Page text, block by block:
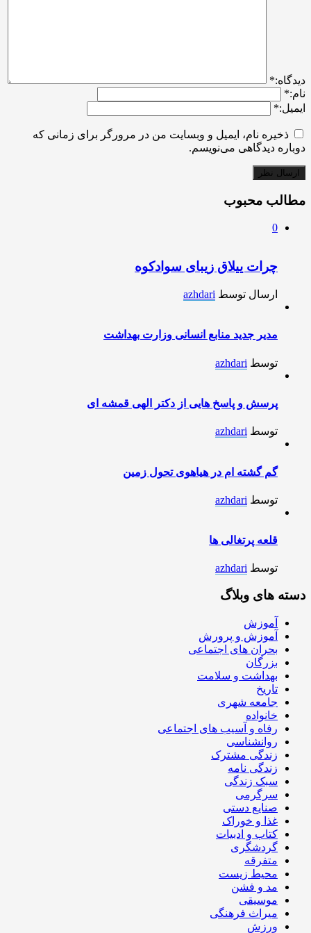
ديدگاه:*
نام:*
ایمیل:*
ذخیره نام، ایمیل و وبسایت من در مرورگر برای زمانی که
دوباره دیدگاهی می‌نویسم.
مطالب محبوب
0
چرات ییلاق زیبای سوادکوه
ارسال توسط azhdari
مدیر جدید منابع انسانی وزارت بهداشت
توسط azhdari
پرسش و پاسخ هایی از دکتر الهی قمشه ای
توسط azhdari
گم گشته ام در هیاهوی تحول زمین
توسط azhdari
قلعه پرتغالی ها
توسط azhdari
دسته های وبلاگ
آموزش
آموزش و پرورش
بحران های اجتماعی
بزرگان
بهداشت و سلامت
تاریخ
جامعه شهری
خانواده
رفاه و آسیب های اجتماعی
روانشناسی
زندگی مشترک
زندگی نامه
سبک زندگی
سرگرمی
صنایع دستی
غذا و خوراک
کتاب و ادبیات
گردشگری
متفرقه
محیط زیست
مد و فشن
موسیقی
میراث فرهنگی
ورزش